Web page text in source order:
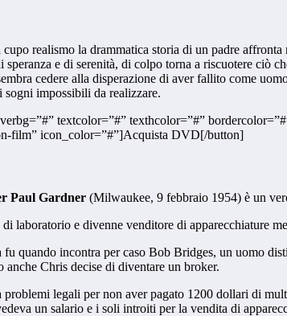
cupo realismo la drammatica storia di un padre
e di serenità, di colpo torna a riscuotere ciò
cedere alla disperazione di aver fallito come
sogni impossibili da realizzare.
textcolor=”#” texthcolor=”#”
film” icon_color=”#”]Acquista DVD[/button]
Paul Gardner (Milwaukee, 9 febbraio 1954) è un
laboratorio e divenne venditore di apparecchiature
quando incontra per caso Bob Bridges, un uomo
anche Chris decise di diventare un broker.
legali per non aver pagato 1200 dollari di
un salario e i soli introiti per la vendita di